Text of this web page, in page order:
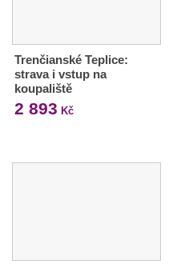
Trenčianské Teplice:
strava i vstup na
koupaliště
2 893 Kč